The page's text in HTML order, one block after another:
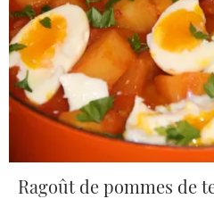
Ragoût de pommes de